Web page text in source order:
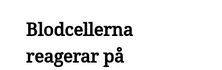
Blodcellerna
reagerar på